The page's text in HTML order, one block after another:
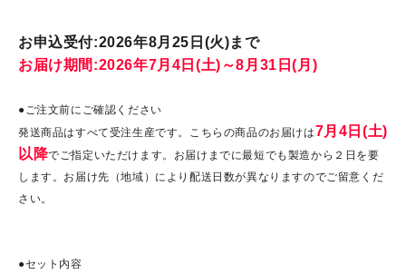
お申込受付:2026年8月25日(火)まで
お届け期間:2026年7月4日(土)～8月31日(月)
●ご注文前にご確認ください
発送商品はすべて受注生産です。こちらの商品のお届けは7月4日(土)
以降でご指定いただけます。お届けまでに最短でも製造から２日を要
します。お届け先（地域）により配送日数が異なりますのでご留意くだ
さい。
●セット内容